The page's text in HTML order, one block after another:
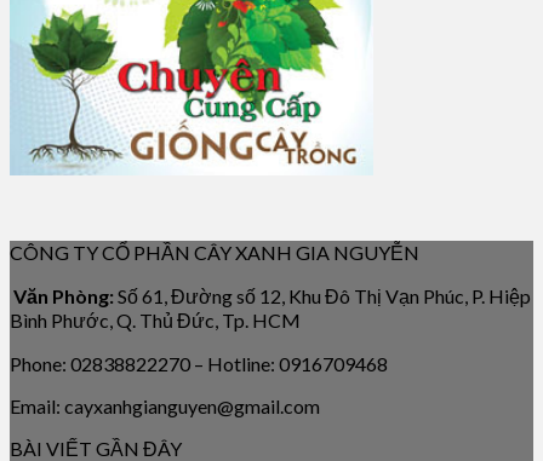
CÔNG TY CỔ PHẦN CÂY XANH GIA NGUYỄN
Văn Phòng: Số 61, Đường số 12, Khu Đô Thị Vạn Phúc, P. Hiệp
Bình Phước, Q. Thủ Đức, Tp. HCM
Phone: 02838822270 – Hotline: 0916709468
Email: cayxanhgianguyen@gmail.com
BÀI VIẾT GẦN ĐÂY